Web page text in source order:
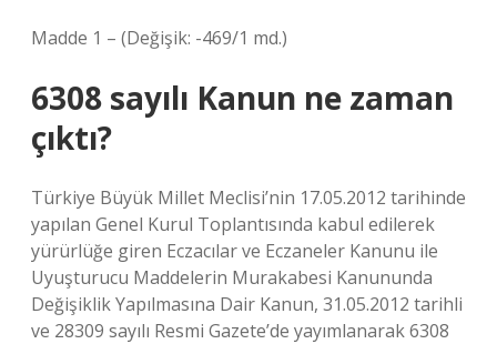
Madde 1 – (Değişik: -469/1 md.)
6308 sayılı Kanun ne zaman
çıktı?
Türkiye Büyük Millet Meclisi’nin 17.05.2012 tarihinde
yapılan Genel Kurul Toplantısında kabul edilerek
yürürlüğe giren Eczacılar ve Eczaneler Kanunu ile
Uyuşturucu Maddelerin Murakabesi Kanununda
Değişiklik Yapılmasına Dair Kanun, 31.05.2012 tarihli
ve 28309 sayılı Resmi Gazete’de yayımlanarak 6308